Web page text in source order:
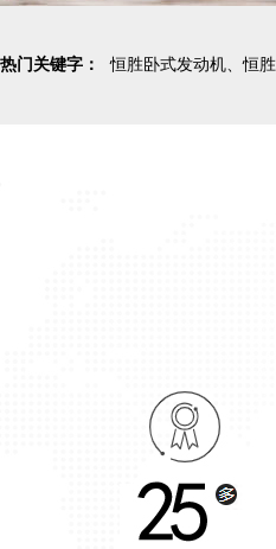
热门关键字： 恒胜卧式发动机、恒